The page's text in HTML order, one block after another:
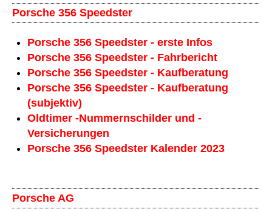
Porsche 356 Speedster
Porsche 356 Speedster - erste Infos
Porsche 356 Speedster - Fahrbericht
Porsche 356 Speedster - Kaufberatung
Porsche 356 Speedster - Kaufberatung
(subjektiv)
Oldtimer -Nummernschilder und -
Versicherungen
Porsche 356 Speedster Kalender 2023
Porsche AG